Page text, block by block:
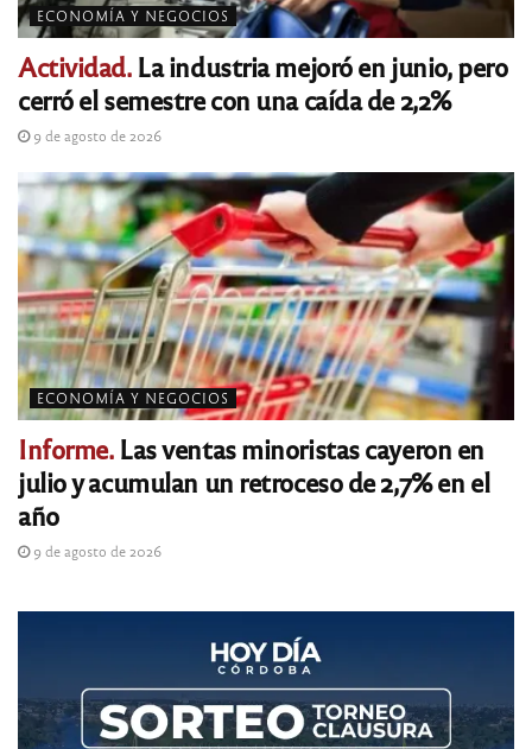
ECONOMÍA Y NEGOCIOS
Actividad.La industria mejoró en junio, pero
cerró el semestre con una caída de 2,2%
9 de agosto de 2026
ECONOMÍA Y NEGOCIOS
Informe.Las ventas minoristas cayeron en
julio y acumulan un retroceso de 2,7% en el
año
9 de agosto de 2026